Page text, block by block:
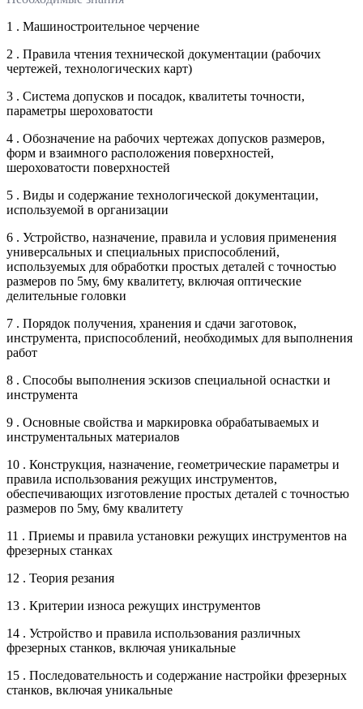
1 . Машиностроительное черчение
2 . Правила чтения технической документации (рабочих
чертежей, технологических карт)
3 . Система допусков и посадок, квалитеты точности,
параметры шероховатости
4 . Обозначение на рабочих чертежах допусков размеров,
форм и взаимного расположения поверхностей,
шероховатости поверхностей
5 . Виды и содержание технологической документации,
используемой в организации
6 . Устройство, назначение, правила и условия применения
универсальных и специальных приспособлений,
используемых для обработки простых деталей с точностью
размеров по 5му, 6му квалитету, включая оптические
делительные головки
7 . Порядок получения, хранения и сдачи заготовок,
инструмента, приспособлений, необходимых для выполнения
работ
8 . Способы выполнения эскизов специальной оснастки и
инструмента
9 . Основные свойства и маркировка обрабатываемых и
инструментальных материалов
10 . Конструкция, назначение, геометрические параметры и
правила использования режущих инструментов,
обеспечивающих изготовление простых деталей с точностью
размеров по 5му, 6му квалитету
11 . Приемы и правила установки режущих инструментов на
фрезерных станках
12 . Теория резания
13 . Критерии износа режущих инструментов
14 . Устройство и правила использования различных
фрезерных станков, включая уникальные
15 . Последовательность и содержание настройки фрезерных
станков, включая уникальные